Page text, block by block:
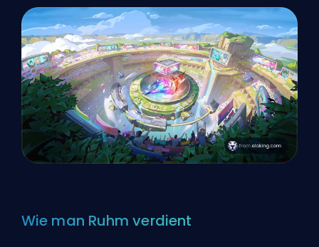
Wie man Ruhm verdient